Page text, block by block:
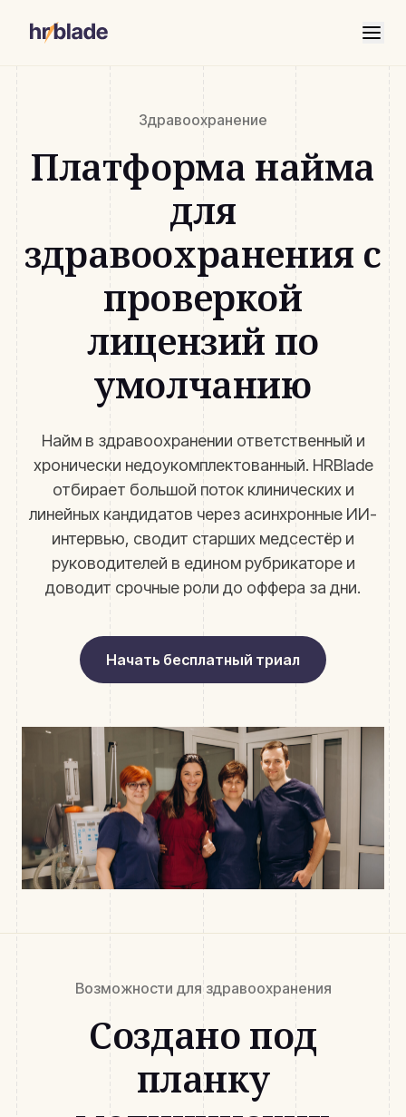
Здравоохранение
Платформа найма
для
здравоохранения с
проверкой
лицензий по
умолчанию
Найм в здравоохранении ответственный и
хронически недоукомплектованный. HRBlade
отбирает большой поток клинических и
линейных кандидатов через асинхронные ИИ-
интервью, сводит старших медсестёр и
руководителей в едином рубрикаторе и
доводит срочные роли до оффера за дни.
Начать бесплатный триал
Возможности для здравоохранения
Создано под
планку